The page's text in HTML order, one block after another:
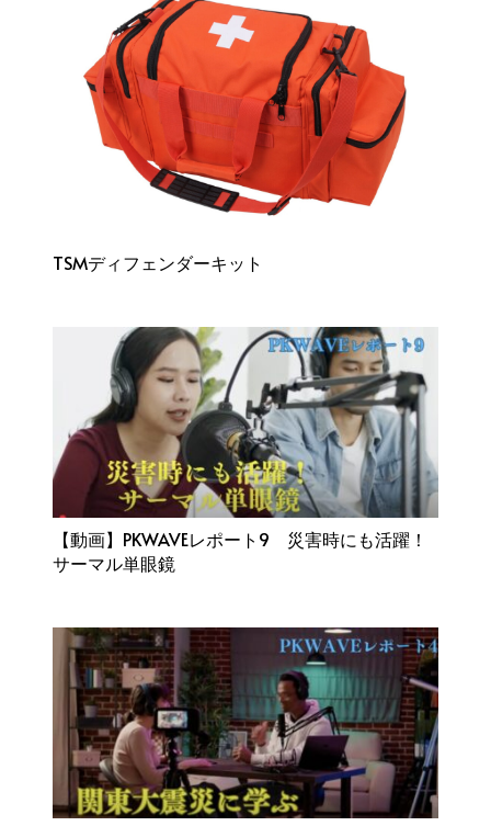
TSMディフェンダーキット
【動画】PKWAVEレポート9 災害時にも活躍！
サーマル単眼鏡